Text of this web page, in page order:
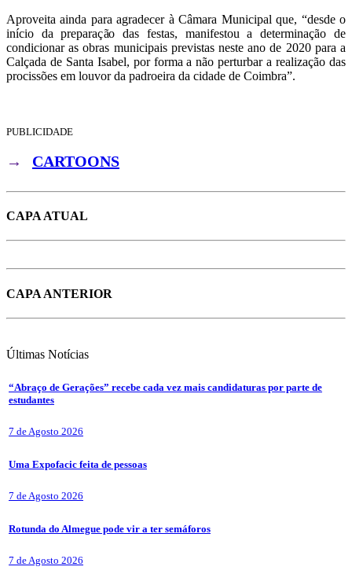
Aproveita ainda para agradecer à Câmara Municipal que, “desde o
início da preparação das festas, manifestou a determinação de
condicionar as obras municipais previstas neste ano de 2020 para a
Calçada de Santa Isabel, por forma a não perturbar a realização das
procissões em louvor da padroeira da cidade de Coimbra”.
PUBLICIDADE
→ CARTOONS
CAPA ATUAL
CAPA ANTERIOR
Últimas Notícias
“Abraço de Gerações” recebe cada vez mais candidaturas por parte de
estudantes
7 de Agosto 2026
Uma Expofacic feita de pessoas
7 de Agosto 2026
Rotunda do Almegue pode vir a ter semáforos
7 de Agosto 2026